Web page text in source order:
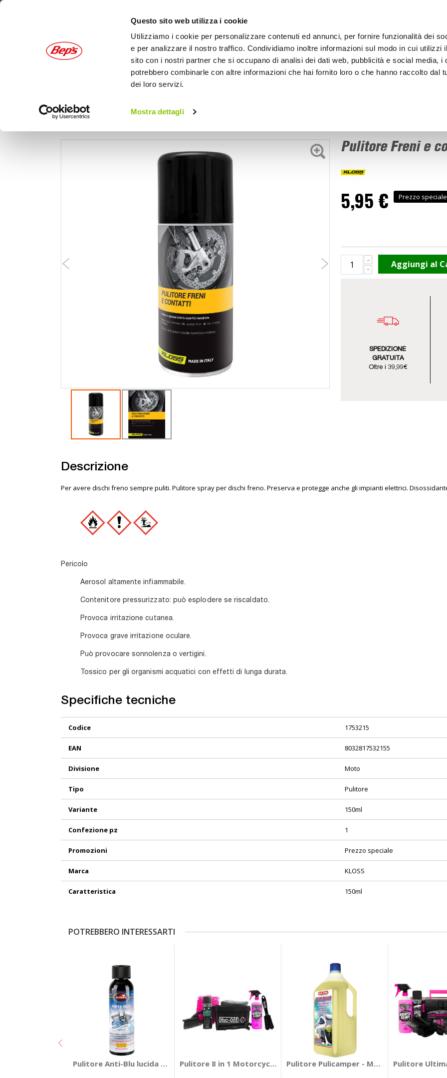
Questo sito web utilizza i cookie
Utilizziamo i cookie per personalizzare contenuti ed annunci, per fornire funzionalità dei
e per analizzare il nostro traffico. Condividiamo inoltre informazioni sul modo in cui utilizzi
sito con i nostri partner che si occupano di analisi dei dati web, pubblicità e social media, i
potrebbero combinarle con altre informazioni che hai fornito loro o che hanno raccolto dal
dei loro servizi.
Mostra dettagli
Pulitore Freni e
5,95 € Prezzo speciale
Aggiungi al
SPEDIZIONE
GRATUITA
Oltre i 39,99€
Descrizione
Per avere dischi freno sempre puliti. Pulitore spray per dischi freno. Preserva e protegge anche gli impianti elettrici.
Pericolo
Aerosol altamente infiammabile.
Contenitore pressurizzato: può esplodere se riscaldato.
Provoca irritazione cutanea.
Provoca grave irritazione oculare.
Può provocare sonnolenza o vertigini.
Tossico per gli organismi acquatici con effetti di lunga durata.
Specifiche tecniche
Informazioni
Codice 1753215
EAN 8032817532155
Divisione Moto
Tipo Pulitore
Variante 150ml
Confezione pz 1
Promozioni Prezzo speciale
Marca KLOSS
Caratteristica 150ml
POTREBBERO INTERESSARTI
Pulitore Anti-Blu lucida marmitte - AUTOSOLPulitore 8 in 1 Motorcycle Cleaning kit - MUC-OFF
Pulitore Pulicamper - MA-FRAPulitore